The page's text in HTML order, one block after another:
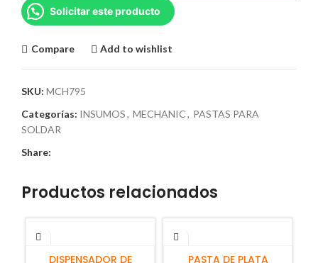
Solicitar este producto
Compare Add to wishlist
SKU: MCH795
Categorías: INSUMOS, MECHANIC, PASTAS PARA
SOLDAR
Share:
Productos relacionados
AÑADIR AL CARRITO
DISPENSADOR DE
AÑADIR AL CARRITO
PASTA DE PLATA